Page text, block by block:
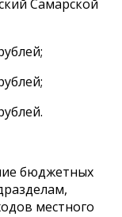
Самарской
бюджетных
местного